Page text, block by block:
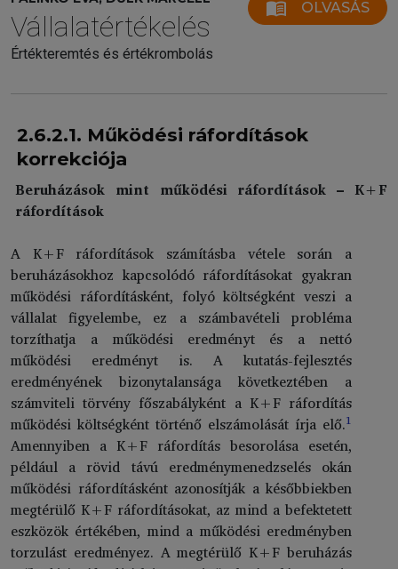
Vállalatértékelés
Értékteremtés és értékrombolás
menu_book OLVASÁS
2.6.2.1. Működési ráfordítások
korrekciója
Beruházások mint működési ráfordítások – K+F
ráfordítások
A K+F ráfordítások számításba vétele során a
beruházásokhoz kapcsolódó ráfordításokat gyakran
működési ráfordításként, folyó költségként veszi a
vállalat figyelembe, ez a számbavételi probléma
torzíthatja a működési eredményt és a nettó
működési eredményt is. A kutatás-fejlesztés
eredményének bizonytalansága következtében a
számviteli törvény főszabályként a K+F ráfordítás
működési költségként történő elszámolását írja elő.1
Amennyiben a K+F ráfordítás besorolása esetén,
például a rövid távú eredménymenedzselés okán
működési ráfordításként azonosítják a későbbiekben
megtérülő K+F ráfordításokat, az mind a befektetett
eszközök értékében, mind a működési eredményben
torzulást eredményez. A megtérülő K+F beruházás